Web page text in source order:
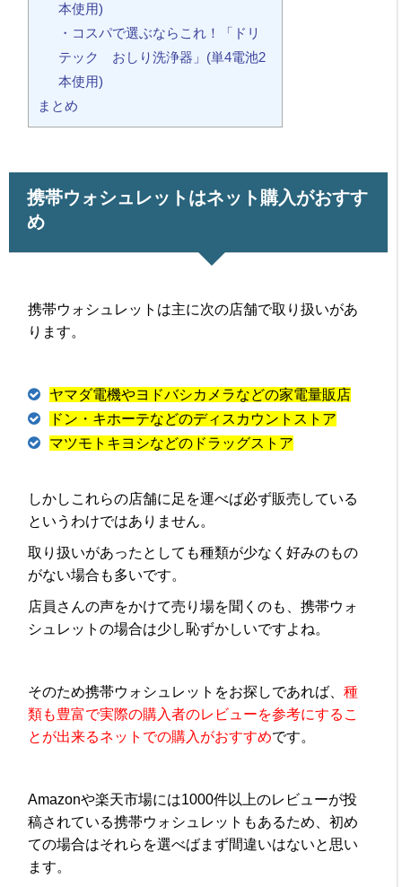
本使用)
・コスパで選ぶならこれ！「ドリ
テック おしり洗浄器」(単4電池2
本使用)
まとめ
携帯ウォシュレットはネット購入がおすす
め
携帯ウォシュレットは主に次の店舗で取り扱いがあ
ります。
ヤマダ電機やヨドバシカメラなどの家電量販店
ドン・キホーテなどのディスカウントストア
マツモトキヨシなどのドラッグストア
しかしこれらの店舗に足を運べば必ず販売している
というわけではありません。
取り扱いがあったとしても種類が少なく好みのもの
がない場合も多いです。
店員さんの声をかけて売り場を聞くのも、携帯ウォ
シュレットの場合は少し恥ずかしいですよね。
そのため携帯ウォシュレットをお探しであれば、種
類も豊富で実際の購入者のレビューを参考にするこ
とが出来るネットでの購入がおすすめです。
Amazonや楽天市場には1000件以上のレビューが投
稿されている携帯ウォシュレットもあるため、初め
ての場合はそれらを選べばまず間違いはないと思い
ます。